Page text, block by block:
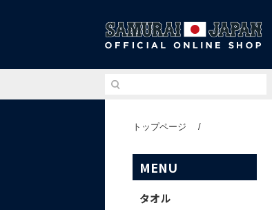
トップページ /
MENU
タオル